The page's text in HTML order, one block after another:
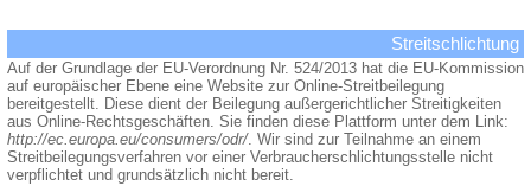
Streitschlichtung
Auf der Grundlage der EU-Verordnung Nr. 524/2013 hat die EU-Kommission
auf europäischer Ebene eine Website zur Online-Streitbeilegung
bereitgestellt. Diese dient der Beilegung außergerichtlicher Streitigkeiten
aus Online-Rechtsgeschäften. Sie finden diese Plattform unter dem Link:
http://ec.europa.eu/consumers/odr/. Wir sind zur Teilnahme an einem
Streitbeilegungsverfahren vor einer Verbraucherschlichtungsstelle nicht
verpflichtet und grundsätzlich nicht bereit.